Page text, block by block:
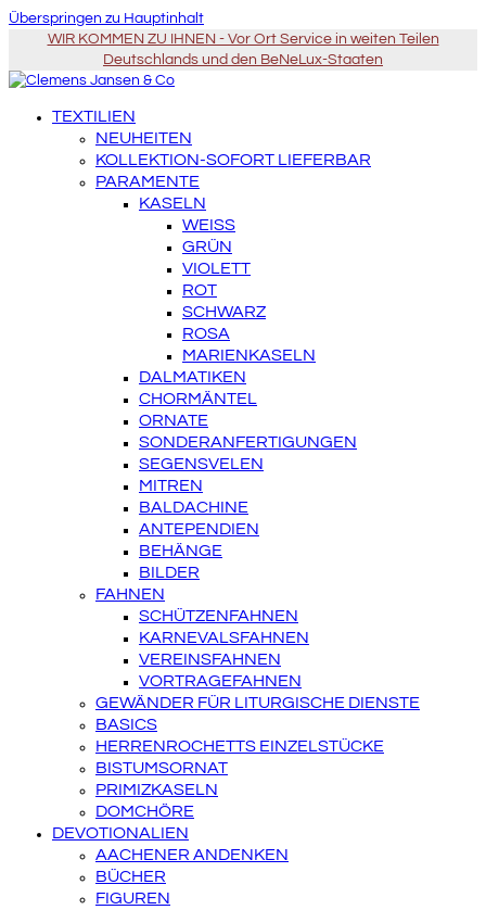
Überspringen zu Hauptinhalt
WIR KOMMEN ZU IHNEN - Vor Ort Service in weiten Teilen
Deutschlands und den BeNeLux-Staaten
TEXTILIEN
NEUHEITEN
KOLLEKTION-SOFORT LIEFERBAR
PARAMENTE
KASELN
WEISS
GRÜN
VIOLETT
ROT
SCHWARZ
ROSA
MARIENKASELN
DALMATIKEN
CHORMÄNTEL
ORNATE
SONDERANFERTIGUNGEN
SEGENSVELEN
MITREN
BALDACHINE
ANTEPENDIEN
BEHÄNGE
BILDER
FAHNEN
SCHÜTZENFAHNEN
KARNEVALSFAHNEN
VEREINSFAHNEN
VORTRAGEFAHNEN
GEWÄNDER FÜR LITURGISCHE DIENSTE
BASICS
HERRENROCHETTS EINZELSTÜCKE
BISTUMSORNAT
PRIMIZKASELN
DOMCHÖRE
DEVOTIONALIEN
AACHENER ANDENKEN
BÜCHER
FIGUREN